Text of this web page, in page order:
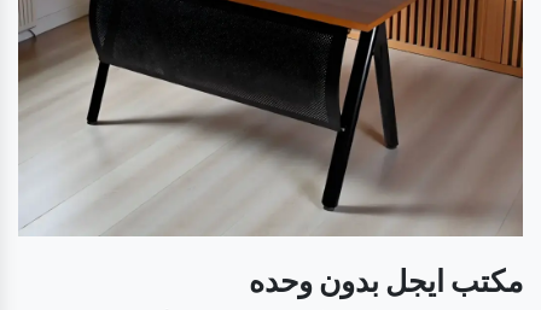
مكتب ايجل بدون وحده